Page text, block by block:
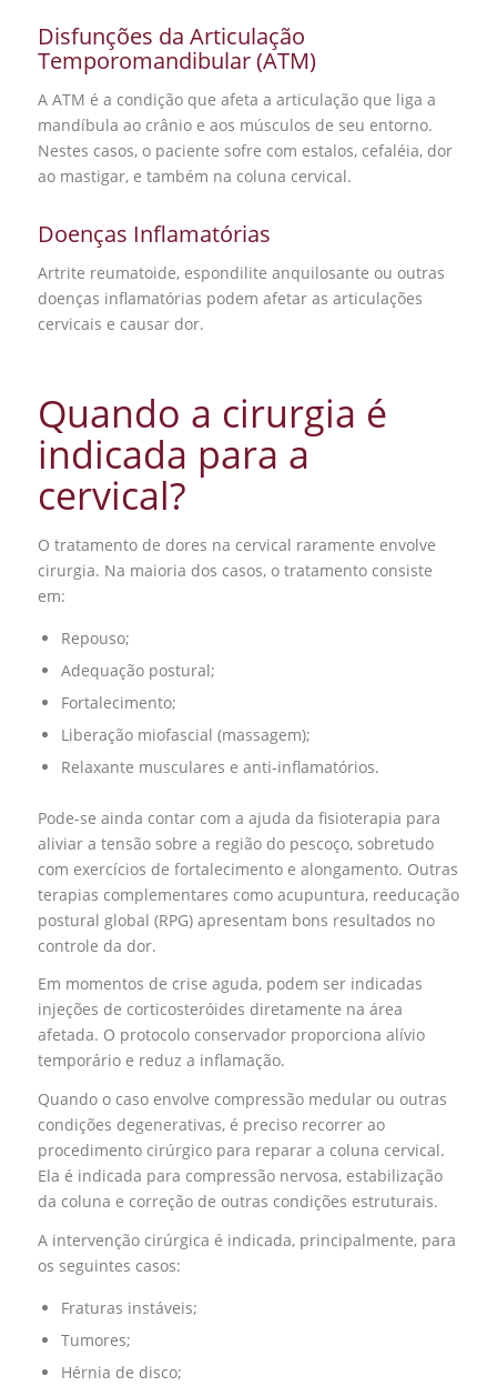
Disfunções da Articulação
Temporomandibular (ATM)
A ATM é a condição que afeta a articulação que liga a
mandíbula ao crânio e aos músculos de seu entorno.
Nestes casos, o paciente sofre com estalos, cefaléia, dor
ao mastigar, e também na coluna cervical.
Doenças Inflamatórias
Artrite reumatoide, espondilite anquilosante ou outras
doenças inflamatórias podem afetar as articulações
cervicais e causar dor.
Quando a cirurgia é
indicada para a
cervical?
O tratamento de dores na cervical raramente envolve
cirurgia. Na maioria dos casos, o tratamento consiste
em:
Repouso;
Adequação postural;
Fortalecimento;
Liberação miofascial (massagem);
Relaxante musculares e anti-inflamatórios.
Pode-se ainda contar com a ajuda da fisioterapia para
aliviar a tensão sobre a região do pescoço, sobretudo
com exercícios de fortalecimento e alongamento. Outras
terapias complementares como acupuntura, reeducação
postural global (RPG) apresentam bons resultados no
controle da dor.
Em momentos de crise aguda, podem ser indicadas
injeções de corticosteróides diretamente na área
afetada. O protocolo conservador proporciona alívio
temporário e reduz a inflamação.
Quando o caso envolve compressão medular ou outras
condições degenerativas, é preciso recorrer ao
procedimento cirúrgico para reparar a coluna cervical.
Ela é indicada para compressão nervosa, estabilização
da coluna e correção de outras condições estruturais.
A intervenção cirúrgica é indicada, principalmente, para
os seguintes casos:
Fraturas instáveis;
Tumores;
Hérnia de disco;